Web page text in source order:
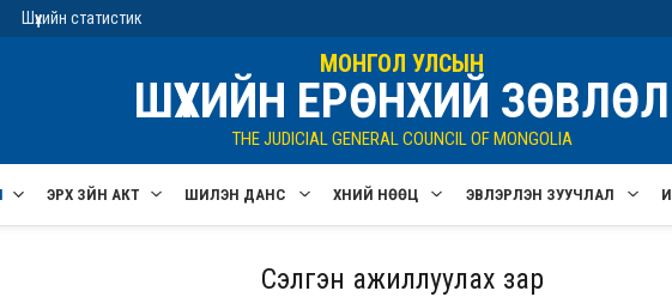
Шүүхийн статистик
МОНГОЛ УЛСЫН
ШҮҮХИЙН ЕРӨНХИЙ ЗӨВЛӨЛ
THE JUDICIAL GENERAL COUNCIL OF MONGOLIA
ЭРХ ЗҮЙН АКТ ШИЛЭН ДАНС ХҮНИЙ НӨӨЦ ЭВЛЭРҮҮЛЭН ЗУУЧЛАЛ
Сэлгэн ажиллуулах зар